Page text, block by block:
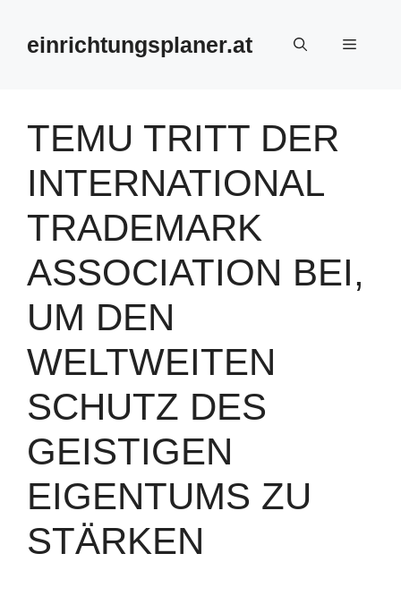
springeneinrichtungsplaner.at Menü
TEMU TRITT DER
INTERNATIONAL
TRADEMARK
ASSOCIATION BEI,
UM DEN
WELTWEITEN
SCHUTZ DES
GEISTIGEN
EIGENTUMS ZU
STÄRKEN